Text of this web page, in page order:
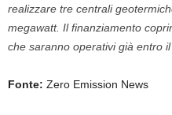
realizzare tre centrali
megawatt. Il finanziamento
che saranno operativi già entro
Fonte: Zero Emission News